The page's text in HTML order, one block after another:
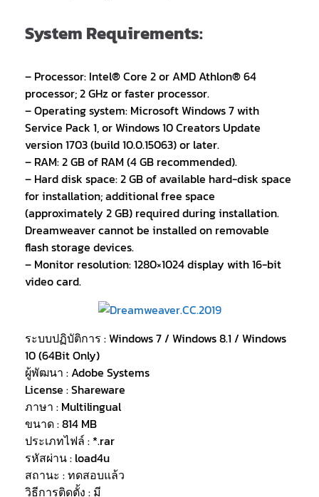
System Requirements:
– Processor: Intel® Core 2 or AMD Athlon® 64
processor; 2 GHz or faster processor.
– Operating system: Microsoft Windows 7 with
Service Pack 1, or Windows 10 Creators Update
version 1703 (build 10.0.15063) or later.
– RAM: 2 GB of RAM (4 GB recommended).
– Hard disk space: 2 GB of available hard-disk space
for installation; additional free space
(approximately 2 GB) required during installation.
Dreamweaver cannot be installed on removable
flash storage devices.
– Monitor resolution: 1280×1024 display with 16-bit
video card.
ระบบปฏิบัติการ : Windows 7 / Windows 8.1 / Windows
10 (64Bit Only)
ผู้พัฒนา : Adobe Systems
License : Shareware
ภาษา : Multilingual
ขนาด : 814 MB
ประเภทไฟล์ : *.rar
รหัสผ่าน : load4u
สถานะ : ทดสอบแล้ว
วิธีการติดตั้ง : มี